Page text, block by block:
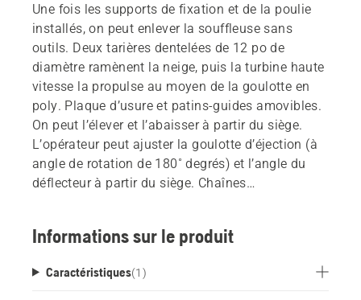
Une fois les supports de fixation et de la poulie
installés, on peut enlever la souffleuse sans
outils. Deux tarières dentelées de 12 po de
diamètre ramènent la neige, puis la turbine haute
vitesse la propulse au moyen de la goulotte en
poly. Plaque d’usure et patins-guides amovibles.
On peut l’élever et l’abaisser à partir du siège.
L’opérateur peut ajuster la goulotte d’éjection (à
angle de rotation de 180˚ degrés) et l’angle du
déflecteur à partir du siège. Chaînes
tracteurs Husqvarna.
Informations sur le produit
Caractéristiques(1 )